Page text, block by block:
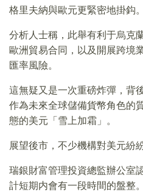
格里夫納與歐元更緊密地掛鈎。
分析人士稱，此舉有利于烏克
歐洲貿易合同，以及開展跨境
匯率風險。
這無疑又是一次重磅炸彈，背
作為未來全球儲備貨幣角色的
態的美元「雪上加霜」。
展望後市，不少機構對美元紛
瑞銀財富管理投資總監辦公室
計短期内會有一段時間的盤整